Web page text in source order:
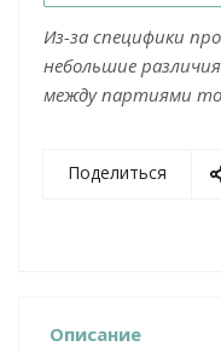
Из-за специфики
небольшие
между партиями
Поделиться
Описание